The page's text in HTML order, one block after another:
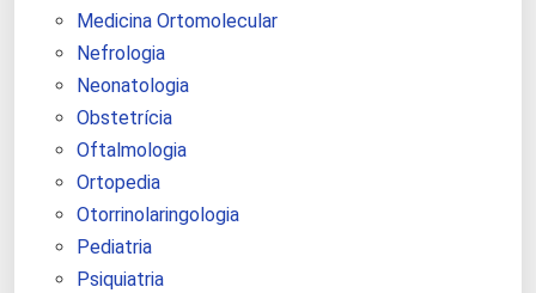
Medicina Ortomolecular
Nefrologia
Neonatologia
Obstetrícia
Oftalmologia
Ortopedia
Otorrinolaringologia
Pediatria
Psiquiatria